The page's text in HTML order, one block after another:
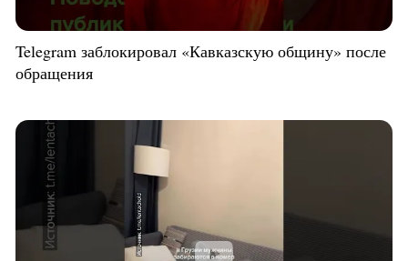
Telegram заблокировал «Кавказскую общину» после
обращения